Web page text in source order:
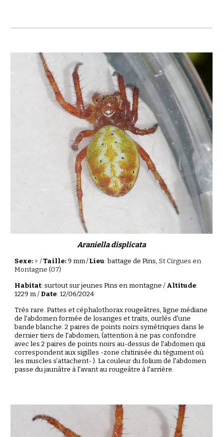
Araniella displicata
Sexe: ♀/Taille:9 mm/Lieu: battage de Pins,St Cirgues en
Montagne (07)
Habitat: surtout sur jeunes Pins en montagne / Altitude:
1229 m / Date: 12/06/2024
Très rare. Pattes et céphalothorax rougeâtres, ligne médiane
de l'abdomen formée de losanges et traits, ourlés d'une
bande blanche. 2 paires de points noirs symétriques dans le
dernier tiers de l'abdomen, (attention à ne pas confondre
avec les 2 paires de points noirs au-dessus de l'abdomen qui
correspondent aux sigilles -zone chitinisée du tégument où
les muscles s’attachent- ). La couleur du folium de l'abdomen
passe du jaunâtre à l'avant au rougeâtre à l'arrière.